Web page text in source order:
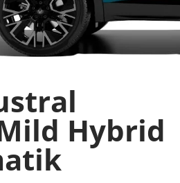
Hybrid